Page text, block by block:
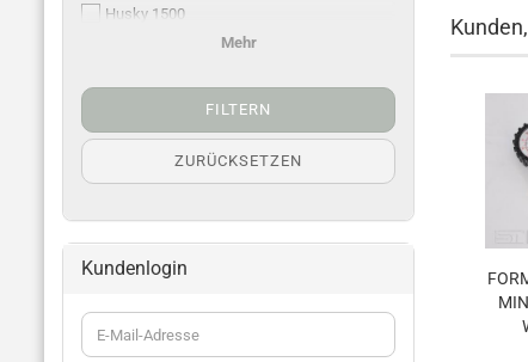
Husky 1500
Mehr
FILTERN
ZURÜCKSETZEN
Kundenlogin